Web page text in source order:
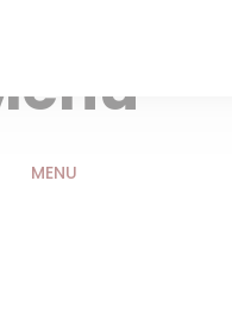
MENU